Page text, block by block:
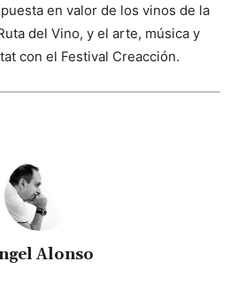
en valor de los vinos de la
del Vino, y el arte, música y
con el Festival Creacción.
Alonso